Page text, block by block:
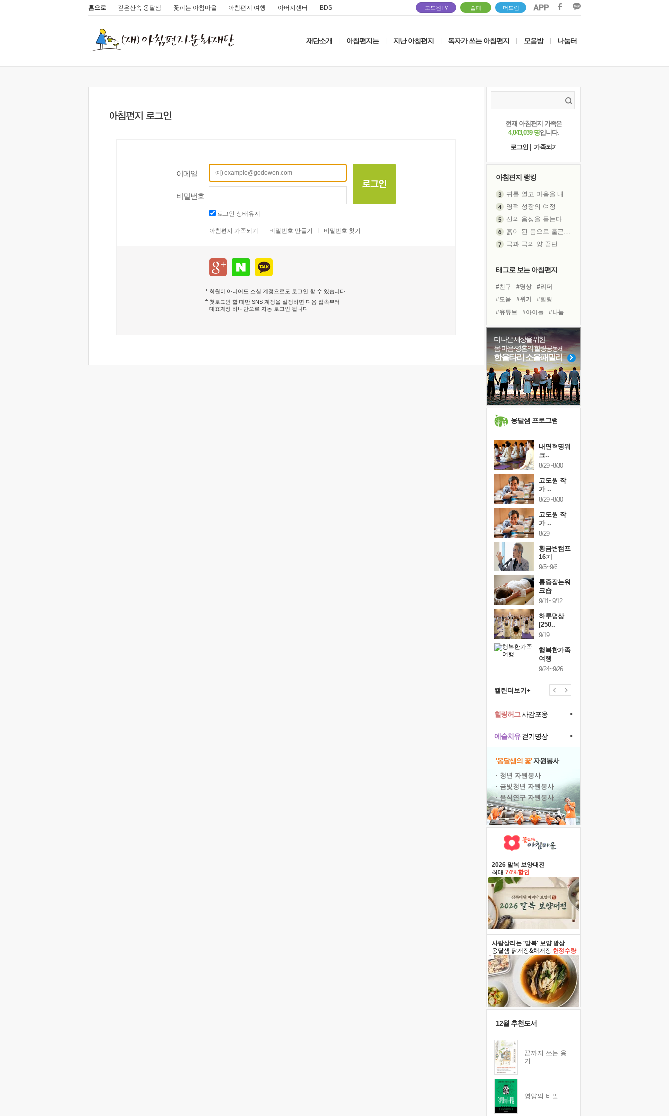
홈으로 깊은산속 옹달샘 꽃피는 아침마을 아침편지 여행 아버지센터 BDS 고도원TV 솔패 더드림
재단소개 아침편지는 지난 아침편지 독자가 쓰는 아침편지 모음방 나눔터
이메일
비밀번호
로그인 상태유지
아침편지 가족되기 비밀번호 만들기 비밀번호 찾기
회원이 아니어도 소셜 계정으로도 로그인 할 수 있습니다.
첫로그인 할 때만 SNS 계정을 설정하면 다음 접속부터
대표계정 하나만으로 자동 로그인 됩니다
현재 아침편지 가족은
4,043,039 명입니다.
로그인
가족되기
아침편지 랭킹
귀를 열고 마음을 내어주고
영적 성장의 여정
신의 음성을 듣는다
흙이 된 몸으로 출근하는 여자
극과 극의 양 끝단
아픈 아버지를 위한 공간 설계
슬럼프
보고 싶은 어머니
유년 시절의 부산 영도 바다
못된 꼰대들
너무 황홀한 꽃들이여!
희망이란
'모른다'는 것
태그로 보는 아침편지
#친구 #명상
#리더
#도움
#위기
#힐링
#유튜브
#아이들
#나눔
#사람
#극복
#희망
#바이러스
#선택
#독서
#독서캠프
#다짐
#건강
#링컨학교
#계획 #경험
더 나은 세상을 위한
몸·마음·영혼의 힐링공동체
한울타리 소울패밀리
옹달샘 프로그램
내면혁명워
크..
8/29~8/30
고도원 작
가 ..
8/29~8/30
고도원 작
가 ..
8/29
황금변캠프
16기
9/5~9/6
통증잡는워
크숍
9/11~9/12
하루명상
[250..
9/19
행복한가족
여행
9/24~9/26
캘린더보기+
예술치유걷기명상 >
힐링허그사감포옹 >
'옹달샘의 꽃'자원봉사
· 청년 자원봉사
· 금빛청년 자원봉사
· 음식연구 자원봉사
2026 말복 보양대전
최대 74%할인
사람살리는 '말복' 보양 밥상
옹달샘 닭개장&채개장 한정수량
12월 추천도서
끝까지 쓰는 용
기
영양의 비밀